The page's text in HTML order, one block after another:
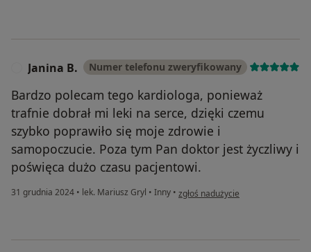
Janina B. Numer telefonu zweryfikowany
Bardzo polecam tego kardiologa, ponieważ
trafnie dobrał mi leki na serce, dzięki czemu
szybko poprawiło się moje zdrowie i
samopoczucie. Poza tym Pan doktor jest życzliwy i
poświęca dużo czasu pacjentowi.
31 grudnia 2024 • lek. Mariusz Gryl • Inny • w opinii użytkownika Janina B.
zgłoś nadużycie